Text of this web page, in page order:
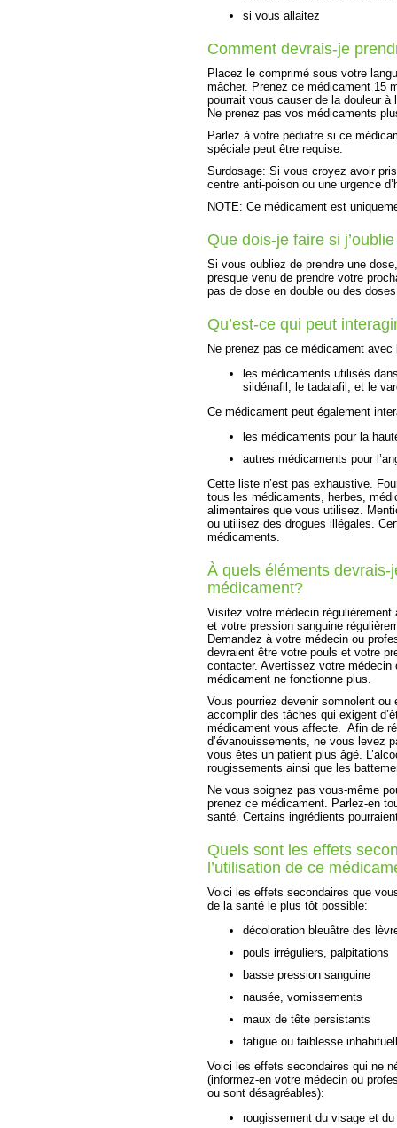
si vous allaitez
Comment devrais-je
Placez le comprimé sous votre
mâcher. Prenez ce médicament 15
pourrait vous causer de la douleur
Ne prenez pas vos médicaments
Parlez à votre pédiatre si ce
spéciale peut être requise.
Surdosage: Si vous croyez avoir
centre anti-poison ou une urgence
NOTE: Ce médicament est
Que dois-je faire si
Si vous oubliez de prendre une
presque venu de prendre votre
pas de dose en double ou des
Qu’est-ce qui peut
Ne prenez pas ce médicament
les médicaments utilisés
sildénafil, le tadalafil, et le
Ce médicament peut également
les médicaments pour la
autres médicaments pour
Cette liste n’est pas exhaustive.
tous les médicaments, herbes,
alimentaires que vous utilisez.
ou utilisez des drogues illégales.
médicaments.
À quels éléments
médicament?
Visitez votre médecin
et votre pression sanguine
Demandez à votre médecin ou
devraient être votre pouls et votre
contacter. Avertissez votre
médicament ne fonctionne plus.
Vous pourriez devenir somnolent
accomplir des tâches qui exigent
médicament vous affecte. Afin de
d’évanouissements, ne vous levez
vous êtes un patient plus âgé.
rougissements ainsi que les
Ne vous soignez pas vous-même
prenez ce médicament. Parlez-en
santé. Certains ingrédients
Quels sont les effets
l’utilisation de ce
Voici les effets secondaires que
de la santé le plus tôt possible:
décoloration bleuâtre des
pouls irréguliers, palpitations
basse pression sanguine
nausée, vomissements
maux de tête persistants
fatigue ou faiblesse
Voici les effets secondaires qui ne
(informez-en votre médecin ou
ou sont désagréables):
rougissement du visage et du